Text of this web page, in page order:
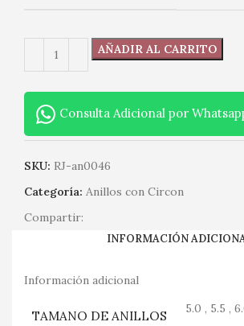
AÑADIR AL CARRITO
Consulta Adicional por
SKU: RJ-an0046
Categoría: Anillos con Circon
Compartir:
INFORMACIÓN
Información adicional
TAMANO DE ANILLOS
5.0 , 5.5 ,